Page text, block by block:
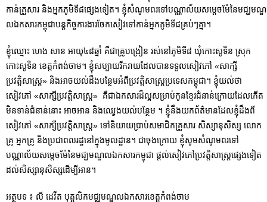
កាន់គ្រួសារ និងអ្នកភូមិទី៨ផ្សេងទៀត។ ខ្ញុំសំណូមពរទៅបណ្ណាល័យសម្ដេចម៉ែនៃមជ្ឃមណ្ឌ​
លឯកសារកម្ពុជាបន្តកិច្ចការងារចែកសៀវទៅកាន់អ្នកភូមិទី៨គ្រប់ៗគ្នា។
ខ្ញុំឈ្មោះ ហេង សាន អាយុ៤៨ឆ្នាំ គឺជាគ្រូបង្រៀន រស់នៅភូមិទី៨ ឃុំកោះសូទិន ស្រុក
កោះសូទិន ខេត្តកំពង់ចាម។ ខ្ញុំសប្បាយរីករាយដែលបានទទួលសៀវភៅ «សាក្សី
ប្រវត្តិសាស្ត្រ» និងអាចយល់ដឹងបន្ថែមអំពីប្រវត្តិសាស្ត្រប្រទេសកម្ពុជា។ ខ្ញុំយល់ថា
សៀវភៅ «សាក្សីប្រវត្តិសាស្ត្រ» គឺជាឯកសារដ៏ល្អសម្រាប់កូនខ្មែរជំនាន់ក្រោយដែលកើត
មិនទាន់ជំនាន់នោះ អាចអាន និងឈ្វេងយល់បន្ថែម ។ ខ្ញុំនឹងយកព័ត៌មានដែលខ្ញុំដឹងពី
សៀវភៅ «សាក្សីប្រវត្តិសាស្ត្រ» ទៅនិយាយប្រាប់សមាជិកគ្រួសារ សិស្សានុសិស្ស លោក
គ្រូ អ្នកគ្រូ និងប្រជាពលរដ្ឋនៅក្នុងមូលដ្ឋាន។ ជាចុងក្រោយ ខ្ញុំសូមសំណូមពរទៅ
បណ្ណាល័យសម្ដេចម៉ែនៃមជ្ឃមណ្ឌលឯកសារកម្ពុជា ផ្ដល់សៀវភៅប្រវត្តិសាស្រ្តផ្សេងទៀត
ដល់សិស្សានុសិស្សដើម្បីអាន។
អត្ថបទ ៖ លី ដេវីត បុគ្គលិកមជ្ឈមណ្ឌលឯកសារខេត្តកំពង់ចាម